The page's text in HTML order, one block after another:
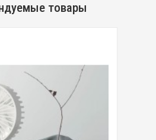
товары